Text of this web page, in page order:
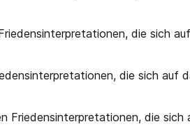
die sich
die sich auf
Friedensinterpretationen, die sich